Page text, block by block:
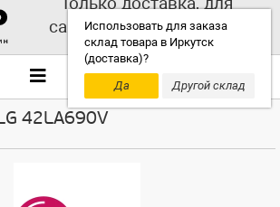
Использовать для заказа
склад товара в Иркутск
(доставка)?
Да
Другой склад
самовывоза выбирайте
другой склад!
42LA690V